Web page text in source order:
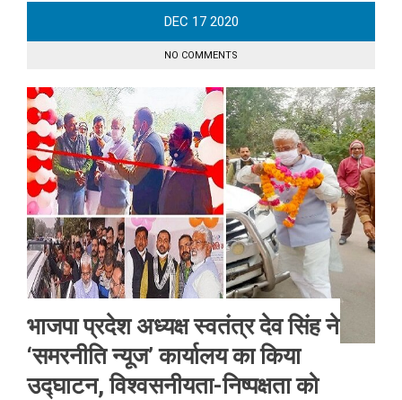
DEC 17 2020
NO COMMENTS
भाजपा प्रदेश अध्यक्ष स्वतंत्र देव सिंह ने
‘समरनीति न्यूज’ कार्यालय का किया
उद्घाटन, विश्वसनीयता-निष्पक्षता को